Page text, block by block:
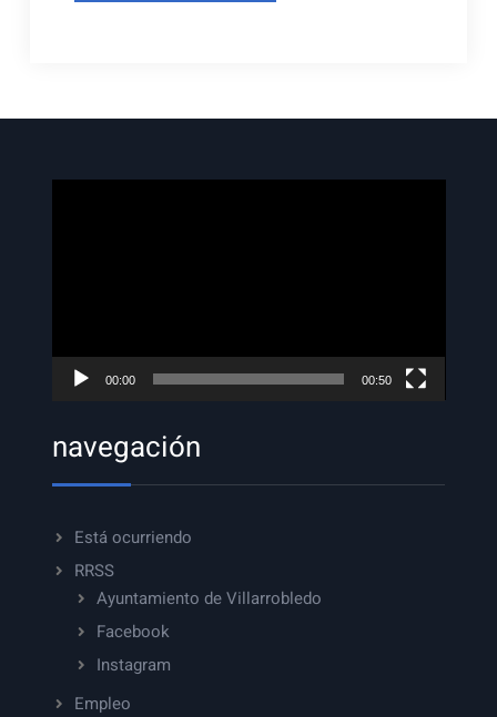
00:00 00:50
navegación
Está ocurriendo
RRSS
Ayuntamiento de Villarrobledo
Facebook
Instagram
Empleo